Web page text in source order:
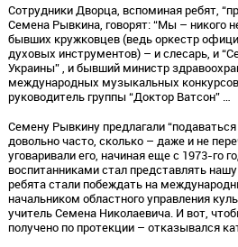
Сотрудники Дворца, вспоминая ребят,
Семена Рывкина, говорят: “Мы – никого
бывших кружковцев (ведь оркестр
духовых инструментов) – и слесарь, и
Украины” , и бывший министр
международных музыкальных
руководитель группы “Доктор Ватсон” …
Семену Рывкину предлагали
довольно часто, сколько – даже и не
уговаривали его, начиная еще с 1973-го
воспитанниками стал представлять
ребята стали побеждать на
начальником областного управления
учитель Семена Николаевича. И вот,
получено по протекции – отказывался